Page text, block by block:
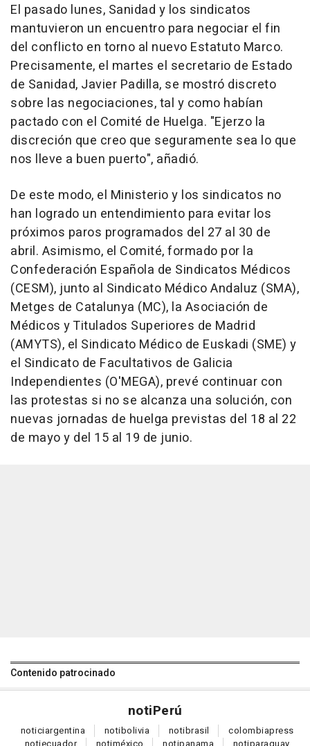
El pasado lunes, Sanidad y los sindicatos
mantuvieron un encuentro para negociar el fin
del conflicto en torno al nuevo Estatuto Marco.
Precisamente, el martes el secretario de Estado
de Sanidad, Javier Padilla, se mostró discreto
sobre las negociaciones, tal y como habían
pactado con el Comité de Huelga. "Ejerzo la
discreción que creo que seguramente sea lo que
nos lleve a buen puerto", añadió.
De este modo, el Ministerio y los sindicatos no
han logrado un entendimiento para evitar los
próximos paros programados del 27 al 30 de
abril. Asimismo, el Comité, formado por la
Confederación Española de Sindicatos Médicos
(CESM), junto al Sindicato Médico Andaluz (SMA),
Metges de Catalunya (MC), la Asociación de
Médicos y Titulados Superiores de Madrid
(AMYTS), el Sindicato Médico de Euskadi (SME) y
el Sindicato de Facultativos de Galicia
Independientes (O'MEGA), prevé continuar con
las protestas si no se alcanza una solución, con
nuevas jornadas de huelga previstas del 18 al 22
de mayo y del 15 al 19 de junio.
Contenido patrocinado
notiPerú
noticiargentina notibolivia notibrasil colombiapress